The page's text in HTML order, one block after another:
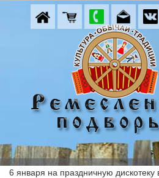
6 января на праздничную